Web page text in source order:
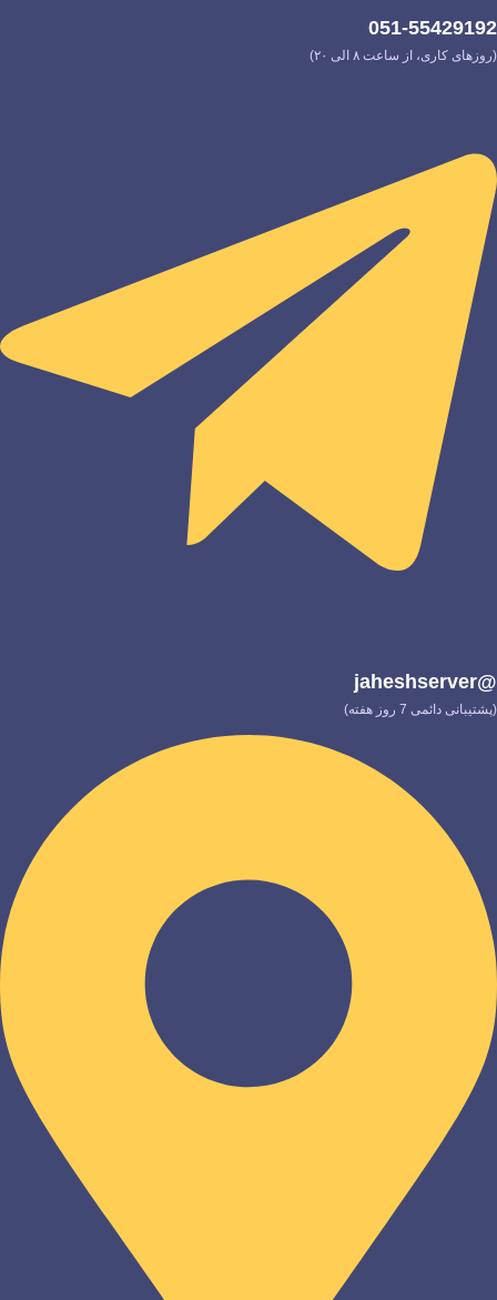
051-55429192
(روزهای کاری، از ساعت ۸ الی ۲۰)
@jaheshserver
(پشتیبانی دائمی 7 روز هفته)